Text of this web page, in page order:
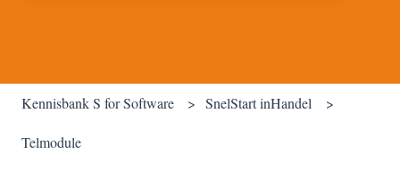
Kennisbank S for Software SnelStart inHandel
Telmodule